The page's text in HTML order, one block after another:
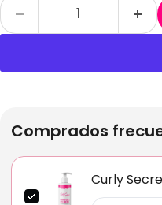
Comprados
Curly